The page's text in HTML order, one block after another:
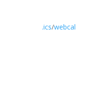
.ics/webcal